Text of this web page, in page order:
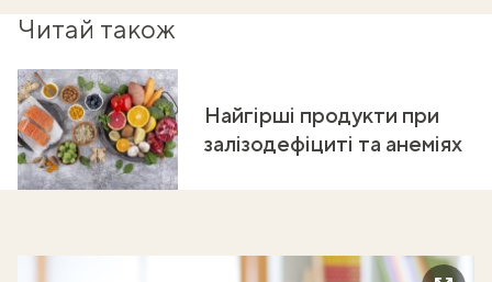
Читай також
Найгірші продукти при
залізодефіциті та анеміях